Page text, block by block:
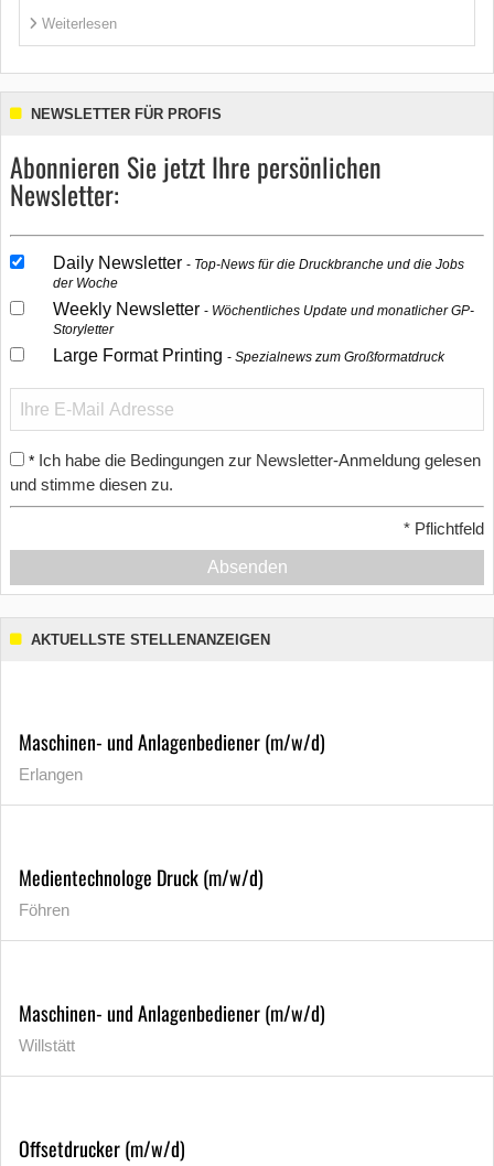
Weiterlesen
NEWSLETTER FÜR PROFIS
Abonnieren Sie jetzt Ihre persönlichen
Newsletter:
Daily Newsletter
Top-News für die Druckbranche und die Jobs
der Woche
Weekly Newsletter
Wöchentliches Update und monatlicher GP-
Storyletter
Large Format Printing Spezialnews zum Großformatdruck
* Ich habe die Bedingungen zur Newsletter-Anmeldung gelesen
und stimme diesen zu.
* Pflichtfeld
Absenden
AKTUELLSTE STELLENANZEIGEN
Maschinen- und Anlagenbediener (m/w/d)
Erlangen
Medientechnologe Druck (m/w/d)
Föhren
Maschinen- und Anlagenbediener (m/w/d)
Willstätt
Offsetdrucker (m/w/d)